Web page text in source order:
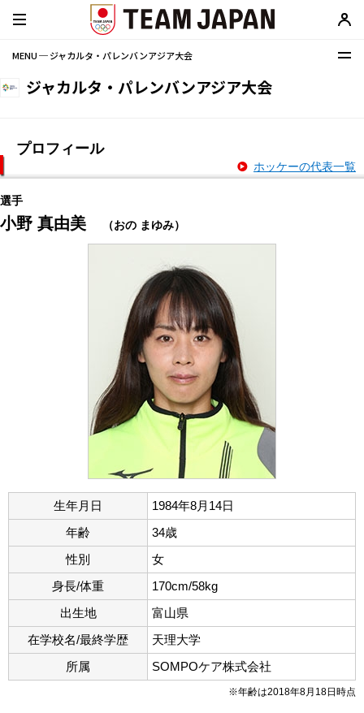
MENU ─ ジャカルタ・パレンバンアジア大会
ジャカルタ・パレンバンアジア大会
プロフィール
ホッケーの代表一覧
選手
小野 真由美 （おの まゆみ）
生年月日
1984年8月14日
年齢
34歳
性別
女
身長/体重
170cm/58kg
出生地
富山県
在学校名/最終学歴
天理大学
所属
SOMPOケア株式会社
※年齢は2018年8月18日時点